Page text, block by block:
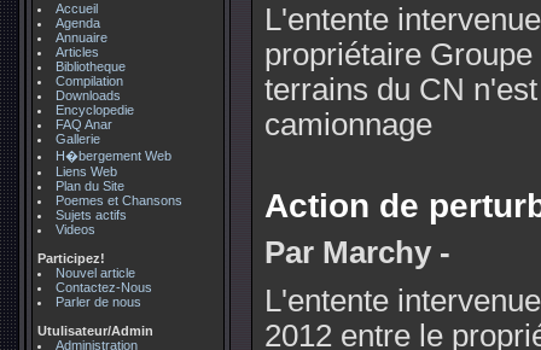
Accueil
Agenda
Annuaire
Articles
Bibliotheque
Compilation
Downloads
Encyclopedie
FAQ Anar
Gallerie
H�bergement Web
Liens Web
Plan du Site
Poemes et Chansons
Sujets actifs
Videos
Participez!
Nouvel article
Contactez-Nous
Parler de nous
Utulisateur/Admin
Administration
L'entente
propriétaire
terrains du CN
camionnage
Action de
Par Marchy -
L'entente
2012 entre le